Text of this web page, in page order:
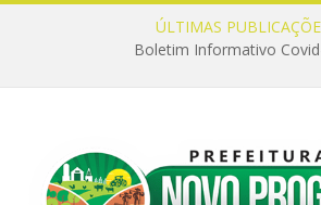
ÚLTIMAS
Boletim Informativo